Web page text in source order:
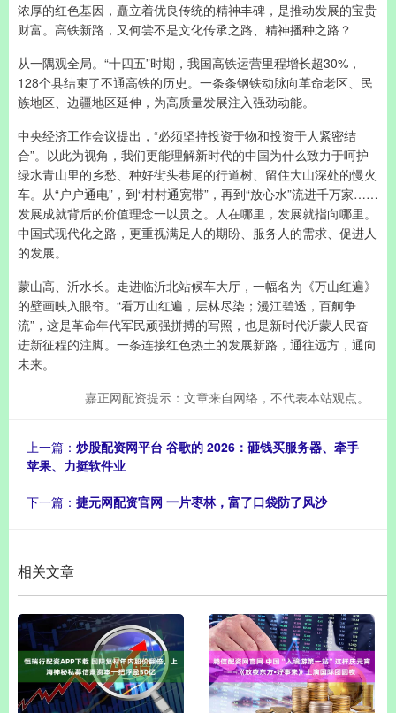
浓厚的红色基因，矗立着优良传统的精神丰碑，是推动发展的宝贵
财富。高铁新路，又何尝不是文化传承之路、精神播种之路？
从一隅观全局。“十四五”时期，我国高铁运营里程增长超30%，
128个县结束了不通高铁的历史。一条条钢铁动脉向革命老区、民
族地区、边疆地区延伸，为高质量发展注入强劲动能。
中央经济工作会议提出，“必须坚持投资于物和投资于人紧密结
合”。以此为视角，我们更能理解新时代的中国为什么致力于呵护
绿水青山里的乡愁、种好街头巷尾的行道树、留住大山深处的慢火
车。从“户户通电”，到“村村通宽带”，再到“放心水”流进千万家……
发展成就背后的价值理念一以贯之。人在哪里，发展就指向哪里。
中国式现代化之路，更重视满足人的期盼、服务人的需求、促进人
的发展。
蒙山高、沂水长。走进临沂北站候车大厅，一幅名为《万山红遍》
的壁画映入眼帘。“看万山红遍，层林尽染；漫江碧透，百舸争
流”，这是革命年代军民顽强拼搏的写照，也是新时代沂蒙人民奋
进新征程的注脚。一条连接红色热土的发展新路，通往远方，通向
未来。
嘉正网配资提示：文章来自网络，不代表本站观点。
上一篇： 炒股配资网平台 谷歌的 2026：砸钱买服务器、牵手
苹果、力挺软件业
下一篇： 捷元网配资官网 一片枣林，富了口袋防了风沙
相关文章